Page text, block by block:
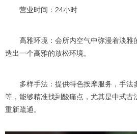
营业时间：24小时
高雅环境：会所内空气中弥漫着淡雅
造出一个高雅的放松环境。
多样手法：提供特色按摩服务，手法
等，能够精准找到酸痛点，尤其是中式古
重新疏通。